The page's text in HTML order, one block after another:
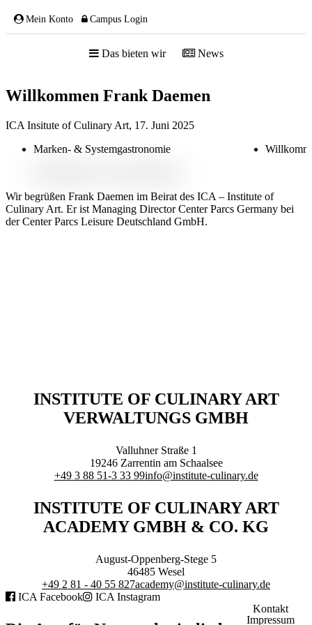
Mein Konto Campus Login
Das bieten wir News
ÜBER UNS
Gremien
Mitglieder
Partnerschaften
Caregastronomie
Betriebsgastronomie
Educationgastronomie
Marken- & Systemgastronomie
ACADEMY
Fernlehrgänge
Berufsqualifikation
Willkommen Frank Daemen
ICA Insitute of Culinary Art, 17. Juni 2025
Marken- & Systemgastronomie
Wir begrüßen Frank Daemen im Beirat des ICA – Institute of
Culinary Art. Er ist Managing Director Center Parcs Germany bei
der Center Parcs Leisure Deutschland GmbH.
INSTITUTE OF CULINARY ART
VERWALTUNGS GMBH
Valluhner Straße 1
19246 Zarrentin am Schaalsee
+49 3 88 51-3 33 99info@institute-culinary.de
INSTITUTE OF CULINARY ART
ACADEMY GMBH & CO. KG
August-Oppenberg-Stege 5
46485 Wesel
+49 2 81 - 40 55 827academy@institute-culinary.de
ICA Facebook
ICA Instagram
Kontakt
Impressum